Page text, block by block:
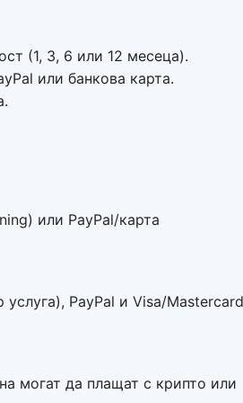
(1, 3, 6 или 12 месеца).
или банкова карта.
или PayPal/карта
PayPal и Visa/Mastercard
могат да плащат с крипто или